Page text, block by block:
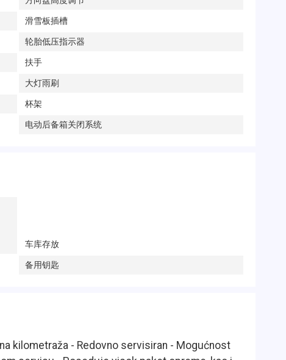
滑雪板插槽
轮胎低压指示器
扶手
大灯雨刷
杯架
电动后备箱关闭系统
车库存放
备用钥匙
kilometraža - Redovno servisiran - Mogućnost